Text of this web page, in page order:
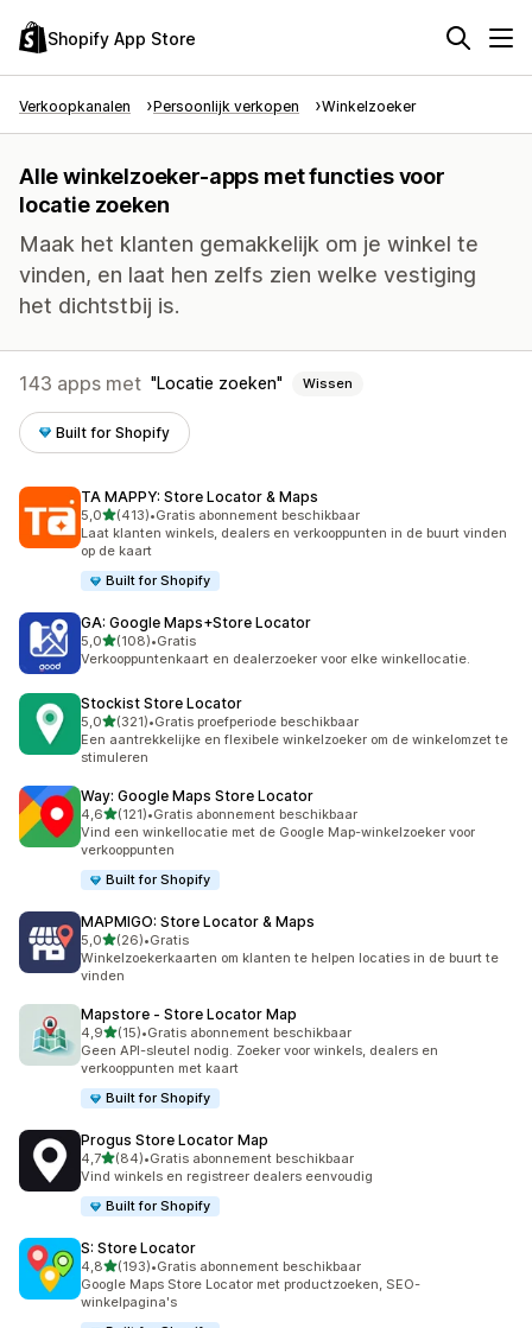
Shopify App Store
Verkoopkanalen Persoonlijk verkopen Winkelzoeker
Alle winkelzoeker-apps met functies voor
locatie zoeken
Maak het klanten gemakkelijk om je winkel te
vinden, en laat hen zelfs zien welke vestiging
het dichtstbij is.
143 apps met Locatie zoeken Wissen
Built for Shopify
TA MAPPY: Store Locator & Maps
5,0van 5 sterren
(413)
413 recensies in totaal
•Gratis abonnement beschikbaar
Laat klanten winkels, dealers en verkooppunten in de buurt vinden
op de kaart
Built for Shopify
GA: Google Maps+Store Locator
5,0van 5 sterren
(108)
108 recensies in totaal
•Gratis
Verkooppuntenkaart en dealerzoeker voor elke winkellocatie.
Stockist Store Locator
5,0van 5 sterren
(321)
321 recensies in totaal
•Gratis proefperiode beschikbaar
Een aantrekkelijke en flexibele winkelzoeker om de winkelomzet te
stimuleren
Way: Google Maps Store Locator
4,6van 5 sterren
(121)
121 recensies in totaal
•Gratis abonnement beschikbaar
Vind een winkellocatie met de Google Map-winkelzoeker voor
verkooppunten
Built for Shopify
MAPMIGO: Store Locator & Maps
5,0van 5 sterren
(26)
26 recensies in totaal
•Gratis
Winkelzoekerkaarten om klanten te helpen locaties in de buurt te
vinden
Mapstore ‑ Store Locator Map
4,9van 5 sterren
(15)
15 recensies in totaal
•Gratis abonnement beschikbaar
Geen API-sleutel nodig. Zoeker voor winkels, dealers en
verkooppunten met kaart
Built for Shopify
Progus Store Locator Map
4,7van 5 sterren
(84)
84 recensies in totaal
•Gratis abonnement beschikbaar
Vind winkels en registreer dealers eenvoudig
Built for Shopify
S: Store Locator
4,8van 5 sterren
(193)
193 recensies in totaal
•Gratis abonnement beschikbaar
Google Maps Store Locator met productzoeken, SEO-
winkelpagina's